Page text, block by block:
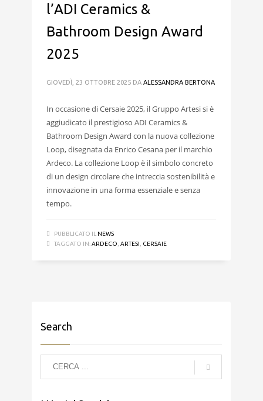
l’ADI Ceramics &
Bathroom Design Award
2025
GIOVEDÌ, 23 OTTOBRE 2025 DA ALESSANDRA BERTONA
In occasione di Cersaie 2025, il Gruppo Artesi si è
aggiudicato il prestigioso ADI Ceramics &
Bathroom Design Award con la nuova collezione
Loop, disegnata da Enrico Cesana per il marchio
Ardeco. La collezione Loop è il simbolo concreto
di un design circolare che intreccia sostenibilità e
innovazione in una forma essenziale e senza
tempo.
PUBBLICATO IL NEWS
TAGGATO IN:ARDECO ARTESI CERSAIE
Search